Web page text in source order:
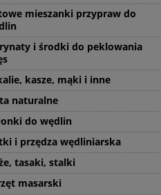
mieszanki przypraw do
i środki do peklowania
kasze, mąki i inne
naturalne
do wędlin
i przędza wędliniarska
tasaki, stalki
masarski